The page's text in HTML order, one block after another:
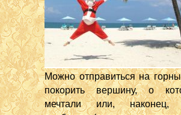
Можно отправиться на
покорить вершину, о
мечтали или, наконец,